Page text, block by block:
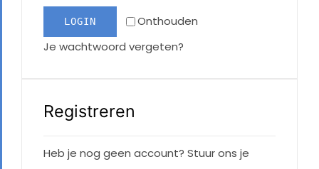
Onthouden
LOGIN
Je wachtwoord vergeten?
Registreren
Heb je nog geen account? Stuur ons je